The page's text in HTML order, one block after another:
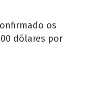
os
dólares por